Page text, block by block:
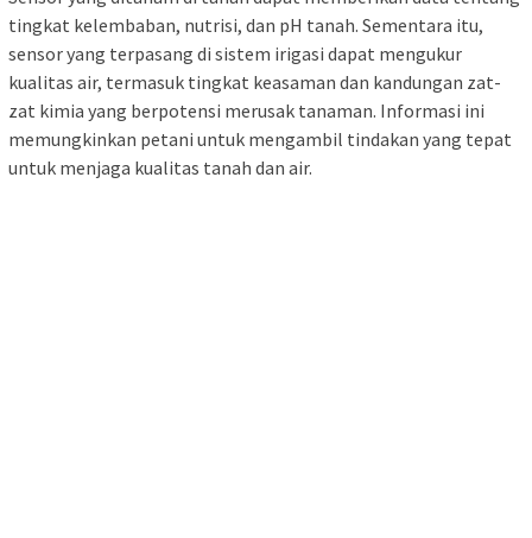
tingkat kelembaban, nutrisi, dan pH tanah. Sementara itu,
sensor yang terpasang di sistem irigasi dapat mengukur
kualitas air, termasuk tingkat keasaman dan kandungan zat-
zat kimia yang berpotensi merusak tanaman. Informasi ini
memungkinkan petani untuk mengambil tindakan yang tepat
untuk menjaga kualitas tanah dan air.